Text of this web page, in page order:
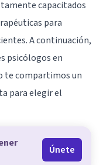
capacitados
para
A continuación,
psicólogos en
te compartimos un
para elegir el
Únete